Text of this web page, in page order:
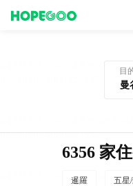
目
6356 家
暹羅 五星